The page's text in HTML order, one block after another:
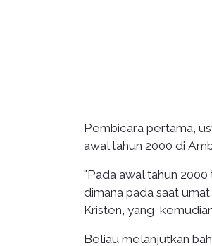
Pembicara pertama,
awal tahun 2000 di
"Pada awal tahun
dimana pada saat
Kristen, yang
Beliau melanjutkan